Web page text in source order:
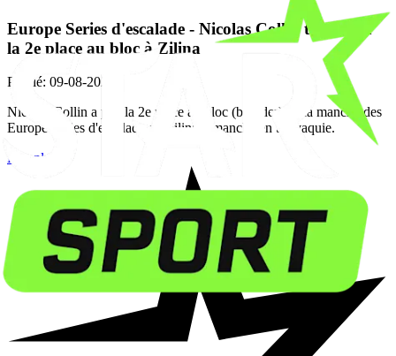
Europe Series d'escalade - Nicolas Collin termine à
la 2e place au bloc à Zilina
Publié: 09-08-2026
Nicolas Collin a pris la 2e place au bloc (boulder) de la manche des
Europe Series d'escalade de Zilina dimanche en Slovaquie.
Lire plus